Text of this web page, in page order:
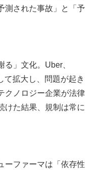
測された事故」と「予
」文化。Uber、
拡大し、問題が起き
クノロジー企業が法律
けた結果、規制は常に
ーファーマは「依存性